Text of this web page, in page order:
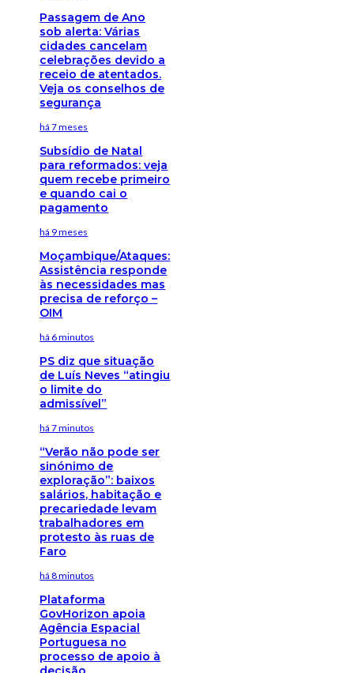
Passagem de Ano
sob alerta: Várias
cidades cancelam
celebrações devido a
receio de atentados.
Veja os conselhos de
segurança
há 7 meses
Subsídio de Natal
para reformados: veja
quem recebe primeiro
e quando cai o
pagamento
há 9 meses
Moçambique/Ataques:
Assistência responde
às necessidades mas
precisa de reforço –
OIM
há 6 minutos
PS diz que situação
de Luís Neves “atingiu
o limite do
admissível”
há 7 minutos
“Verão não pode ser
sinónimo de
exploração”: baixos
salários, habitação e
precariedade levam
trabalhadores em
protesto às ruas de
Faro
há 8 minutos
Plataforma
GovHorizon apoia
Agência Espacial
Portuguesa no
processo de apoio à